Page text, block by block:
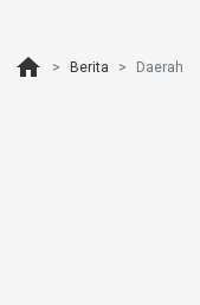
home Berita Daerah